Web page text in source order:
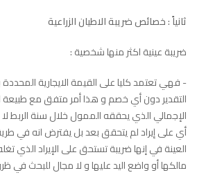
ثانياً : خصائص ضريبة الاطيان الزراعية
ضريبة عينية اكثر منها شخصية :
- فهي تعتمد كليا على القيمة الايجارية
التقدير دون أي خصم و هذا أمر متفق مع طبيعة
الإجمالي الذي يحققه الممول خلال سنة الربط لا
أي على إيراد لم يتحقق بعد بل يفترض انه في
العينة في إنها ضريبة تستحق على الإيراد الذي
مالكها أو واضع اليد عليها و لا مجال للبحث في